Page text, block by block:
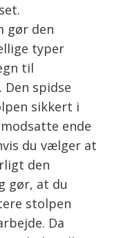
gør den
typer
til
spidse
sikkert i
ende
du vælger at
den
gør, at du
stolpen
Da